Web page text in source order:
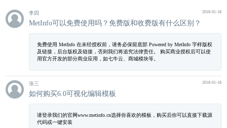
2018-01-18
李四
MetInfo可以免费使用吗？免费版和收费版有什么区别？
免费使用 MetInfo 在未经授权前，请务必保留底部 Powered by MetInfo 字样版权
及链接，后台版权及链接，否则我们将追究法律责任。 购买商业授权后可以使
用官方开发的部分商业应用，如七牛云、商城模块等。
2018-01-18
张三
如何购买6.0可视化编辑模板
请登录我们的官网www.metinfo.cn选择你喜欢的模板，购买后你可以直接下载源
代码或一键安装